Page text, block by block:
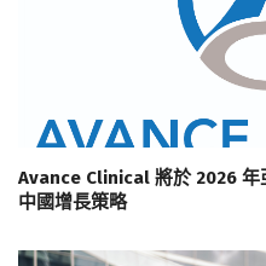
Avance Clinical 將於 2026 年
中國增長策略